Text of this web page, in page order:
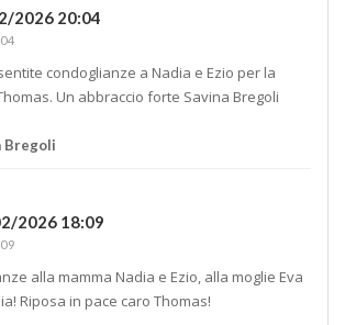
2026 20:04
condoglianze a Nadia e Ezio per la
Un abbraccio forte Savina Bregoli
Bregoli
2026 18:09
alla mamma Nadia e Ezio, alla moglie Eva
Riposa in pace caro Thomas!